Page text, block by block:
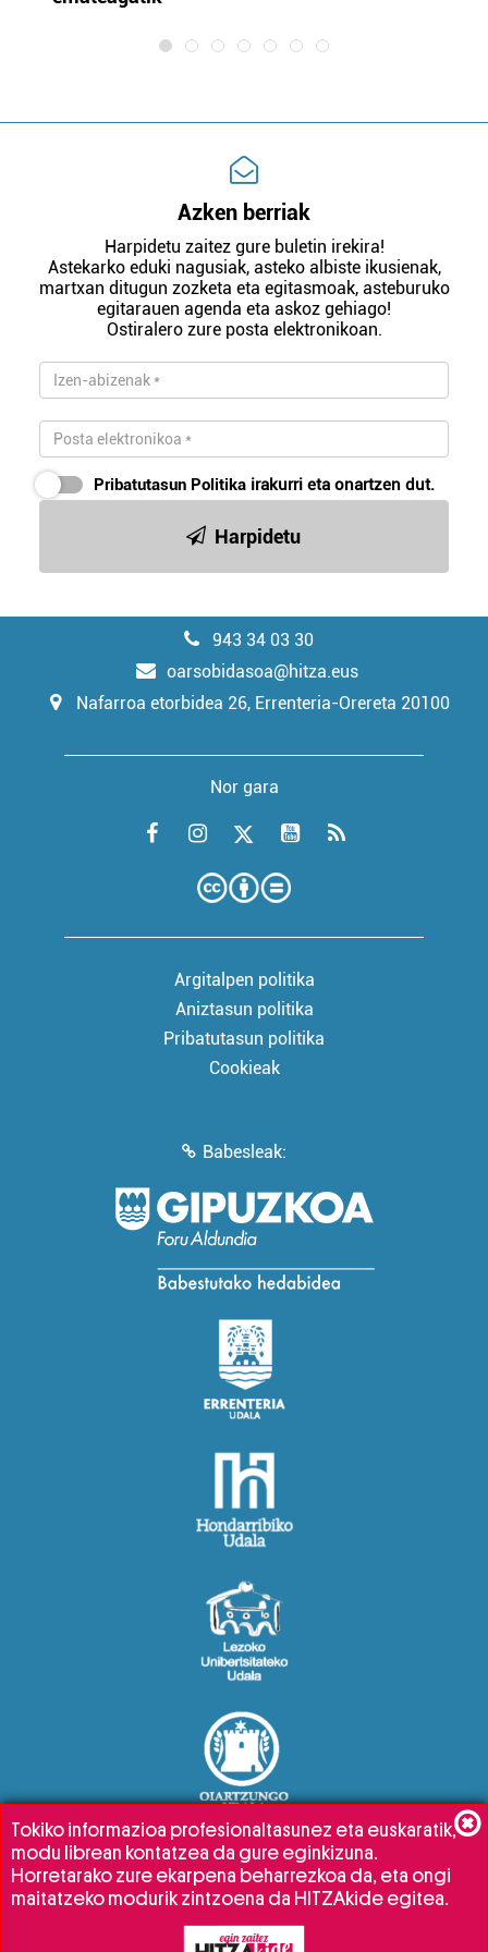
Azken berriak
Harpidetu zaitez gure buletin irekira!
Astekarko eduki nagusiak, asteko albiste ikusienak,
martxan ditugun zozketa eta egitasmoak, asteburuko
egitarauen agenda eta askoz gehiago!
Ostiralero zure posta elektronikoan.
Pribatutasun Politika irakurri eta onartzen dut.
Harpidetu
943 34 03 30
oarsobidasoa@hitza.eus
Nafarroa etorbidea 26, Errenteria-Orereta 20100
Nor gara
Argitalpen politika
Aniztasun politika
Pribatutasun politika
Cookieak
Babesleak:
Tokiko informazioa profesionaltasunez eta euskaratik,
modu librean kontatzea da gure eginkizuna.
Horretarako zure ekarpena beharrezkoa da, eta ongi
maitatzeko modurik zintzoena da HITZAkide egitea.